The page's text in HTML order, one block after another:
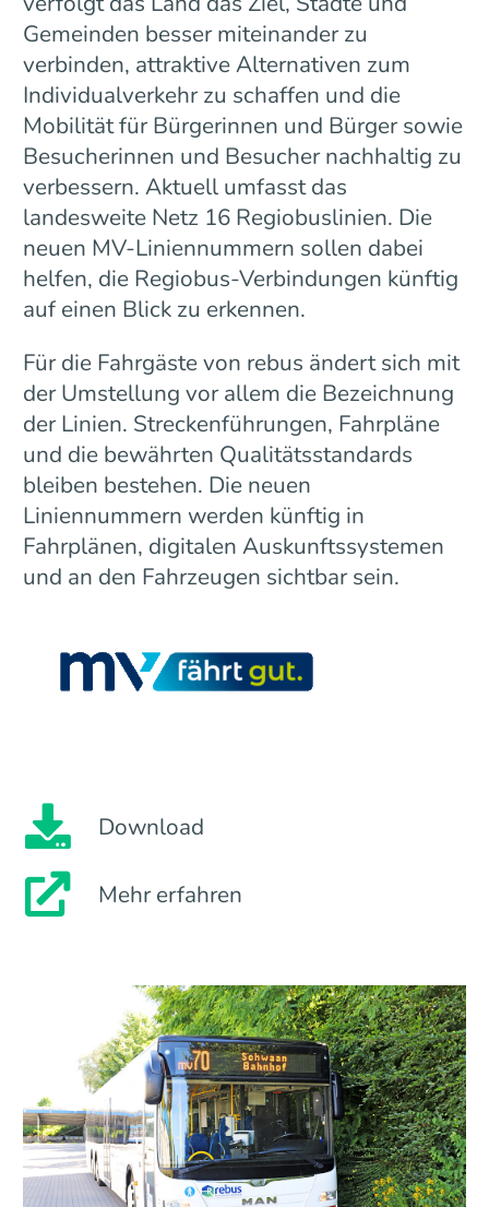
Gemeinden besser miteinander zu
verbinden, attraktive Alternativen zum
Individualverkehr zu schaffen und die
Mobilität für Bürgerinnen und Bürger sowie
Besucherinnen und Besucher nachhaltig zu
verbessern. Aktuell umfasst das
landesweite Netz 16 Regiobuslinien. Die
neuen MV-Liniennummern sollen dabei
helfen, die Regiobus-Verbindungen künftig
auf einen Blick zu erkennen.
Für die Fahrgäste von rebus ändert sich mit
der Umstellung vor allem die Bezeichnung
der Linien. Streckenführungen, Fahrpläne
und die bewährten Qualitätsstandards
bleiben bestehen. Die neuen
Liniennummern werden künftig in
Fahrplänen, digitalen Auskunftssystemen
und an den Fahrzeugen sichtbar sein.
Download
Mehr erfahren